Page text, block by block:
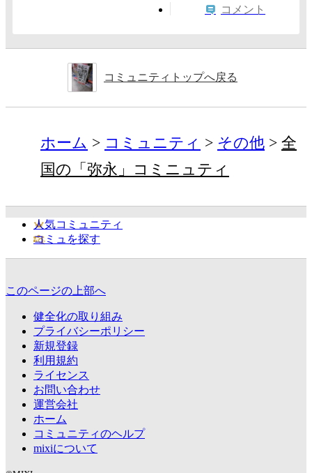
コメント
コミュニティトップへ戻る
ホーム コミュニティ その他
全
国の「弥永」コミニュティ
人気コミュニティ
コミュを探す
このページの上部へ
健全化の取り組み
プライバシーポリシー
新規登録
利用規約
ライセンス
お問い合わせ
運営会社
ホーム
コミュニティのヘルプ
mixiについて